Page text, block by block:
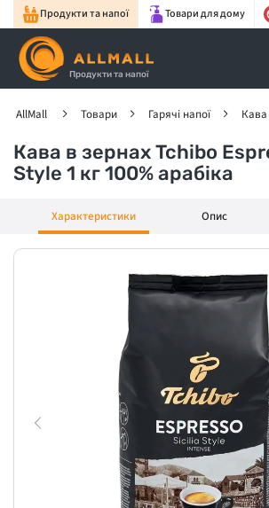
Продукти та напої Товари для дому
Продукти та напої
AllMall Товари Гарячі напої Кава
Кава в зернах Tchibo
Style 1 кг 100% арабіка
Характеристики Опис